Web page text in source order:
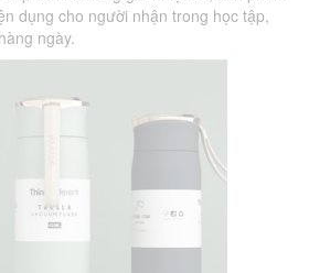
dụng cho người nhận trong học tập,
ngày.